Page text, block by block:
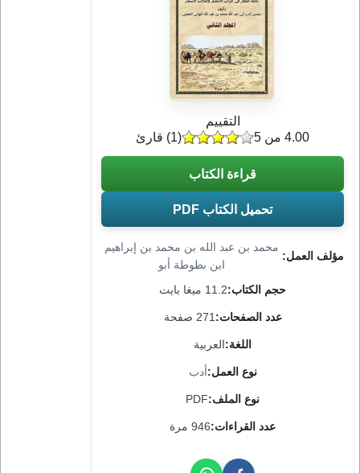
مؤلف العمل:
محمد بن عبد الله بن محمد بن إبراهيم
ابن بطوطة أبو
حجم الكتاب:11.2 ميغا بايت
عدد الصفحات: 271 صفحة
اللغة:العربية
نوع العمل:أدب
نوع الملف:PDF
عدد القراءات:946 مرة
التقييم
(
1) قارئ 4.00 من 5
قراءة الكتاب
تحميل الكتاب PDF